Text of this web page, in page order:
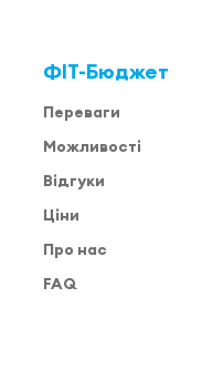
ФІТ-Бюджет
Переваги
Можливості
Відгуки
Ціни
Про нас
FAQ